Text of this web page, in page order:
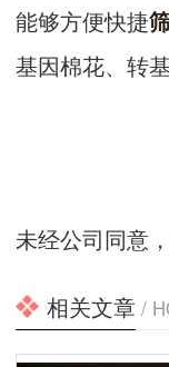
能够方便快捷
基因棉花、转
未经公司同意
相关文章 /